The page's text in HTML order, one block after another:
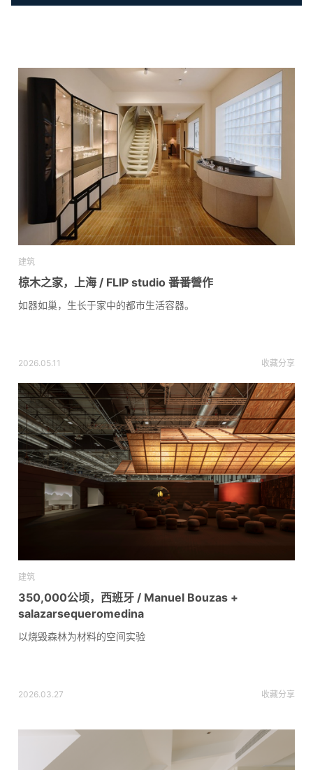
建筑
椋木之家，上海 / FLIP studio 番番營作
如器如巢，生长于家中的都市生活容器。
2026.05.11 收藏分享
建筑
350,000公顷，西班牙 / Manuel Bouzas +
salazarsequeromedina
以烧毁森林为材料的空间实验
2026.03.27 收藏分享